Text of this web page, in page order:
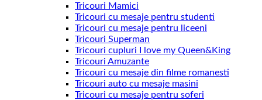
Tricouri Mamici
Tricouri cu mesaje pentru studenti
Tricouri cu mesaje pentru liceeni
Tricouri Superman
Tricouri cupluri I love my Queen&King
Tricouri Amuzante
Tricouri cu mesaje din filme romanesti
Tricouri auto cu mesaje masini
Tricouri cu mesaje pentru soferi